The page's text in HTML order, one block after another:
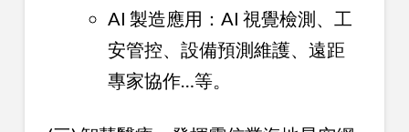
AI 製造應用：AI 視覺檢測、工
安管控、設備預測維護、遠距
專家協作…等。